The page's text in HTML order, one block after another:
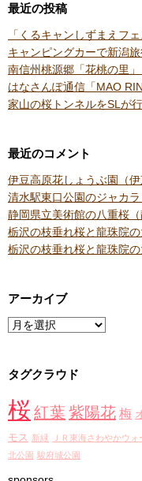
最近の投稿
「くるキャンしずまえフ
キャンピングカーで新潟旅
南信州桃源郷「花桃の里」
はなさんぽ通信「MAO
家山の桜トンネルをSLが行
最近のコメント
伊豆高原花しょうぶ園（伊
清水駅東口公園のジャカラ
静岡県立美術館の八重桜（
栃沢の枝垂れ桜と龍珠院の
栃沢の枝垂れ桜と龍珠院の
アーカイブ
ア
イ
タグクラウド
桜 紅葉 紫陽花 梅
モス 新緑 ＪＲ東海さわやかウ
北公園 駿府城公園